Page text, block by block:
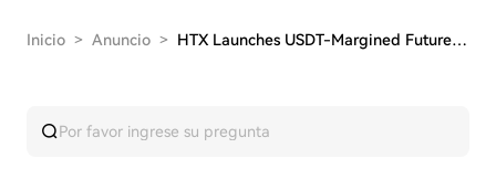
Inicio > Anuncio > HTX Launches USDT-Margined Futures Grid Trading…